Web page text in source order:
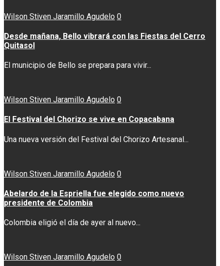
Wilson Stiven Jaramillo Agudelo 0
Desde mañana, Bello vibrará con las Fiestas del Cerro
Quitasol
El municipio de Bello se prepara para vivir...
Wilson Stiven Jaramillo Agudelo 0
El Festival del Chorizo se vive en Copacabana
Una nueva versión del Festival del Chorizo Artesanal...
Wilson Stiven Jaramillo Agudelo 0
Abelardo de la Espriella fue elegido como nuevo
presidente de Colombia
Colombia eligió el día de ayer al nuevo...
Wilson Stiven Jaramillo Agudelo 0